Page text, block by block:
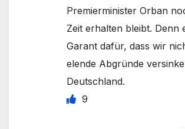
Premierminister Orban
Zeit erhalten bleibt. Denn
Garant dafür, dass wir
elende Abgründe
Deutschland.
9